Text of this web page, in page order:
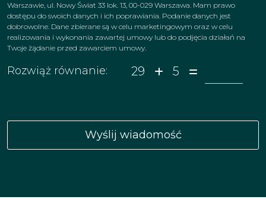
Warszawie, ul. Nowy Świat 33 lok. 13, 00-029 Warszawa. Mam prawo
dostępu do swoich danych i ich poprawiania. Podanie danych jest
dobrowolne. Dane zbierane są w celu marketingowym oraz w celu
realizowania i wykonania zawartej umowy lub do podjęcia działań na
Twoje żądanie przed zawarciem umowy.
Rozwiąż równanie: 29 5